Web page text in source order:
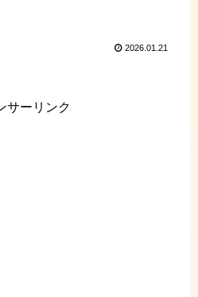
2026.01.21
サーリンク